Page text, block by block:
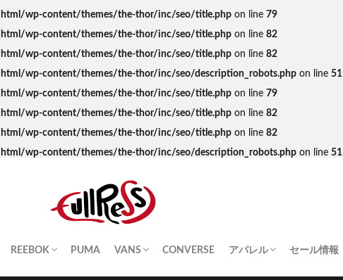
wp-content/themes/the-thor/inc/seo/title.php on line 79
wp-content/themes/the-thor/inc/seo/title.php on line 82
wp-content/themes/the-thor/inc/seo/title.php on line 82
wp-content/themes/the-thor/inc/seo/description_robots.php on line 51
wp-content/themes/the-thor/inc/seo/title.php on line 79
wp-content/themes/the-thor/inc/seo/title.php on line 82
wp-content/themes/the-thor/inc/seo/title.php on line 82
wp-content/themes/the-thor/inc/seo/description_robots.php on line 51
REEBOK PUMA VANS CONVERSE アパレル セール情報